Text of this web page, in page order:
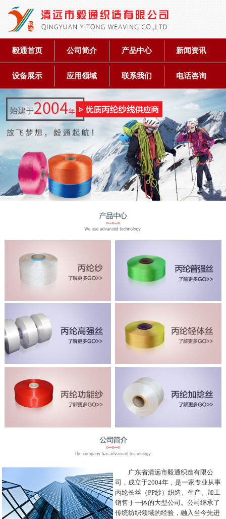
毅通首页 公司简介 产品中心 新闻资讯
设备展示 应用领域 联系我们 电话咨询
广东省清远市毅通织造有限公
司，成立于2004年，是一家专业从事
丙纶长丝（PP纱）织造、生产、加工
销售于一体的大型公司。公司继承了
传统纺织领域的经验，融入当今先进